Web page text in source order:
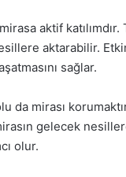
aktif
aktarabilir.
sağlar.
da mirası
gelecek
olur.